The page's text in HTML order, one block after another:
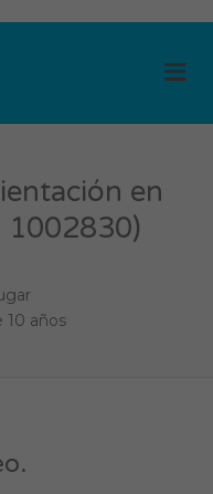
en
1002830)
10 años